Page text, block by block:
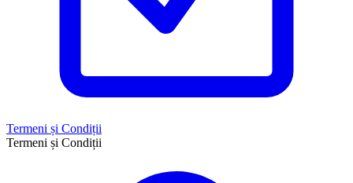
Termeni și Condiții
Termeni și Condiții